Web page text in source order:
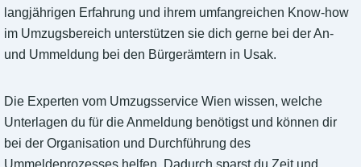
langjährigen Erfahrung und ihrem umfangreichen Know-how
im Umzugsbereich unterstützen sie dich gerne bei der An-
und Ummeldung bei den Bürgerämtern in Usak.
Die Experten vom Umzugsservice Wien wissen, welche
Unterlagen du für die Anmeldung benötigst und können dir
bei der Organisation und Durchführung des
Ummeldeprozesses helfen. Dadurch sparst du Zeit und